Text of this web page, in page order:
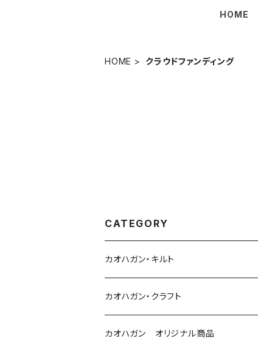
HOME
HOME クラウドファンディング
CATEGORY
カオハガン・キルト
カオハガンキルト×くらげれんごう
カオハガン・クラフト
カオハガン オリジナル商品